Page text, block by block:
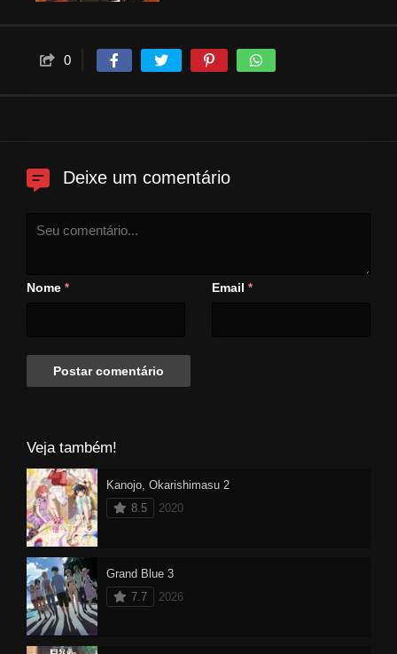
acaba trombando na gerente de
uma cafeteria temática e
demais funcionárias.
0
Deixe um comentário
Nome * Email *
Veja também!
Kanojo, Okarishimasu 2
8.5
2020
Grand Blue 3
7.7
2026